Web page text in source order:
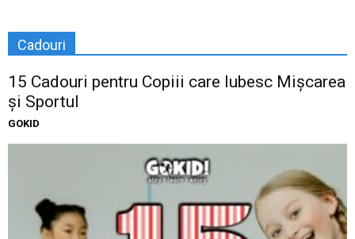
Cadouri
15 Cadouri pentru Copiii care Iubesc Mișcarea
și Sportul
GOKID